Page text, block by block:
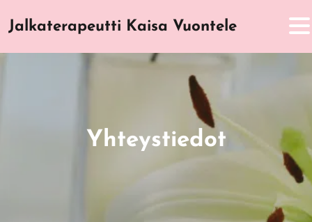
Jalkaterapeutti Kaisa Vuontele
Yhteystiedot